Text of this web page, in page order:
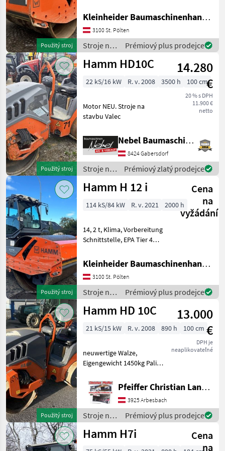
Bomag
Ammann
JCB
Rammax
Benford
Zobrazit
všech
11
MODEL
HD
12
VV
MARKETPLACE
Marketplace
Nabídky
prodejců
Inzeráty
Použitý stroj
Kleinheider Baumaschinenhandel GmbH.
3100 St. Pölten
Stroje na
stavbu /
Hamm
Prémiový plus prodejce
Použitý stroj
Hamm HD10C
14.280
€
20 % s DPH
11.900 €
netto
22 kS/16 kW R. v. 2008 3500 h 100 cm
Motor NEU. Stroje na
stavbu Valec
Nebel Baumaschinen
8424 Gabersdorf
Stroje na
stavbu /
Hamm
Prémiový zlatý prodejce
Použitý stroj
Hamm H 12 i
Cena
na
vyžádání
114 kS/84 kW R. v. 2021 2000 h
14, 2 t, Klima, Vorbereitung
Schnittstelle, EPA Tier 4
Kleinheider Baumaschinenhandel GmbH.
3100 St. Pölten
Stroje na
stavbu /
Hamm
Prémiový plus prodejce
Použitý stroj
Hamm HD 10C
13.000
€
DPH je
neaplikovateľné
21 kS/15 kW R. v. 2008 890 h 100 cm
neuwertige Walze,
Eigengewicht 1450kg Palivo:
Pfeiffer Christian Landtechnik
3925 Arbesbach
Stroje na
stavbu /
Hamm
Prémiový plus prodejce
Hamm H7i
Cena
na